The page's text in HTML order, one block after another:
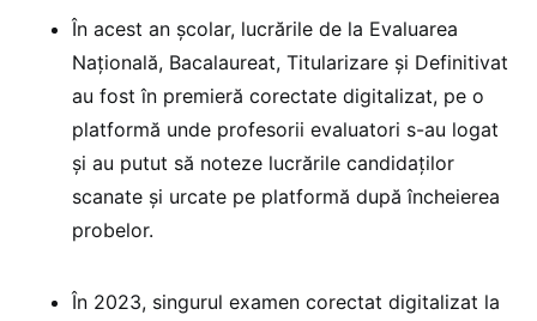
În acest an școlar, lucrările de la Evaluarea
Națională, Bacalaureat, Titularizare și Definitivat
au fost în premieră corectate digitalizat, pe o
platformă unde profesorii evaluatori s-au logat
și au putut să noteze lucrările candidaților
scanate și urcate pe platformă după încheierea
probelor.
În 2023, singurul examen corectat digitalizat la